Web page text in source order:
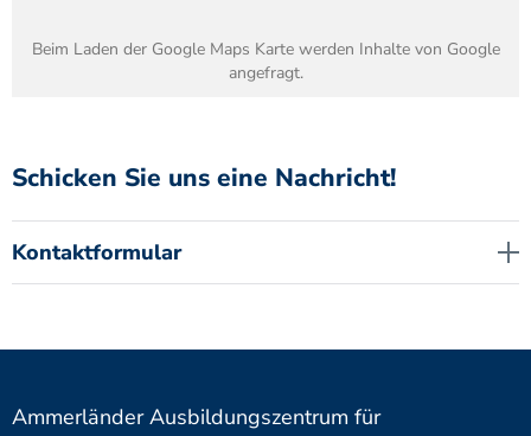
Beim Laden der Google Maps Karte werden Inhalte von Google
angefragt.
Schicken Sie uns eine Nachricht!
Kontaktformular
Ammerländer Ausbildungszentrum für